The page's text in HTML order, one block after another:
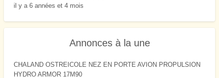
il y a 6 années et 4 mois
Annonces à la une
CHALAND OSTREICOLE NEZ EN PORTE AVION PROPULSION
HYDRO ARMOR 17M90